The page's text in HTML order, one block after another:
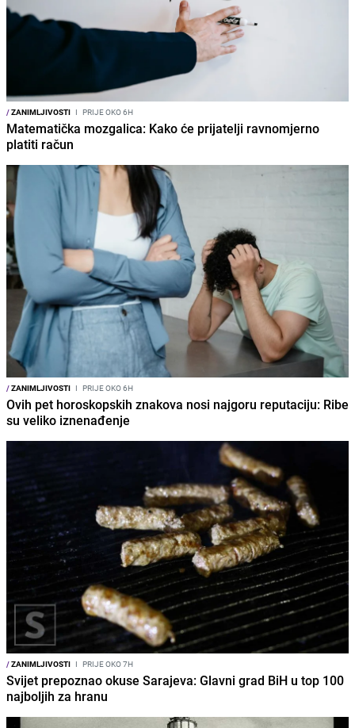
/ZANIMLJIVOSTI I PRIJE OKO 6H
Matematička mozgalica: Kako će prijatelji ravnomjerno
platiti račun
/ZANIMLJIVOSTI I PRIJE OKO 6H
Ovih pet horoskopskih znakova nosi najgoru reputaciju: Ribe
su veliko iznenađenje
/ZANIMLJIVOSTI I PRIJE OKO 7H
Svijet prepoznao okuse Sarajeva: Glavni grad BiH u top 100
najboljih za hranu